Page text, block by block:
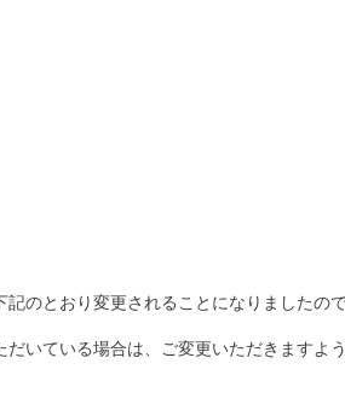
のとおり変更されることになりましたの
いている場合は、ご変更いただきますよ